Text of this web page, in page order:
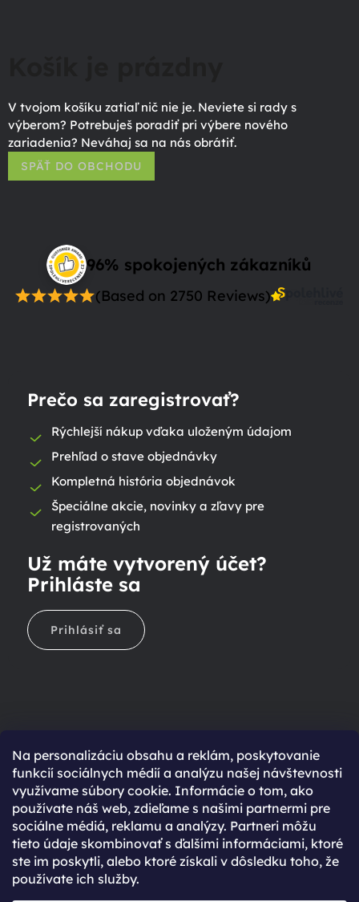
Na personalizáciu obsahu a reklám, poskytovanie
funkcií sociálnych médií a analýzu našej návštevnosti
využívame súbory cookie. Informácie o tom, ako
používate náš web, zdieľame s našimi partnermi pre
sociálne médiá, reklamu a analýzy. Partneri môžu
tieto údaje skombinovať s ďalšími informáciami, ktoré
ste im poskytli, alebo ktoré získali v dôsledku toho, že
používate ich služby.
V tvojom košíku zatiaľ nič nie je. Neviete si rady s
výberom? Potrebuješ poradiť pri výbere nového
zariadenia? Neváhaj sa na nás obrátiť.
SPÄŤ DO OBCHODU
96% spokojených zákazníků
(Based on 2750 Reviews)
Prečo sa zaregistrovať?
Rýchlejší nákup vďaka uloženým údajom
Prehľad o stave objednávky
Kompletná história objednávok
Špeciálne akcie, novinky a zľavy pre
registrovaných
Už máte vytvorený účet?
Prihláste sa
Prihlásiť sa
Ešte nemáte účet?
Rýchlejší nákup vďaka uloženým údajom
Prehľad o stave objednávky
Kompletná história objednávok
Špeciálne akcie, novinky a zľavy pre registrovaných